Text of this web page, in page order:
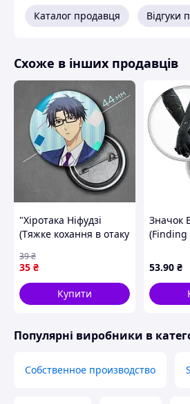
Каталог продавця Відгуки
Схоже в інших продавців
"Хіротака Ніфудзі
(Тяжке кохання в отаку
otaku)" значок круглий
на булавці Ø44 мм
35 ₴
39₴
Купити
Значок
(Finding
53.90 ₴
Популярні виробники в
Собственное производство